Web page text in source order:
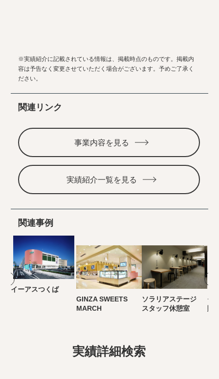
※実績紹介に記載されている情報は、掲載時点のものです。掲載内
容は予告なく変更させていただく場合がございます。予めご了承く
ださい。
関連リンク
事業内容を見る
実績紹介一覧を見る
関連事例
イーアスつくば
GINZA SWEETS
MARCH
ソラリアステージ
スタッフ休憩室
モ
販
実績詳細検索